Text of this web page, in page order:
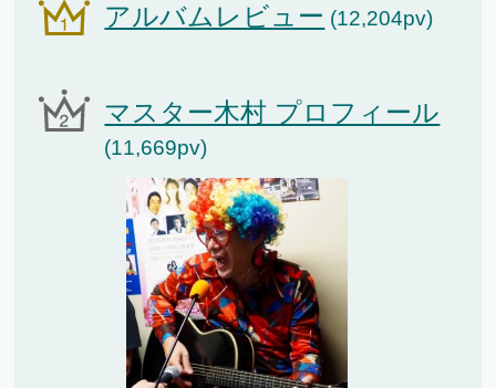
アルバムレビュー (12,204pv)
マスター木村 プロフィール
(11,669pv)